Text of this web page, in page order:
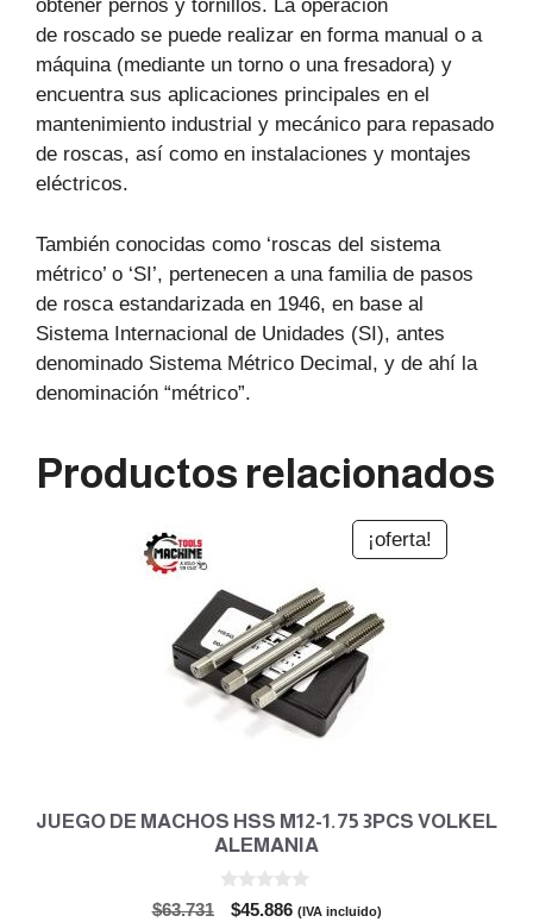
obtener pernos y tornillos. La operación
de roscado se puede realizar en forma manual o a
máquina (mediante un torno o una fresadora) y
encuentra sus aplicaciones principales en el
mantenimiento industrial y mecánico para repasado
de roscas, así como en instalaciones y montajes
eléctricos.
También conocidas como ‘roscas del sistema
métrico’ o ‘SI’, pertenecen a una familia de pasos
de rosca estandarizada en 1946, en base al
Sistema Internacional de Unidades (SI), antes
denominado Sistema Métrico Decimal, y de ahí la
denominación “métrico”.
Productos relacionados
¡oferta!
JUEGO DE MACHOS HSS M12-1.75 3PCS VOLKEL
ALEMANIA
$63.731
El
$45.886El(IVA incluido)